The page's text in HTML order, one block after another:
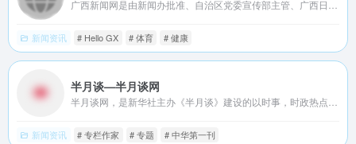
新闻资讯 # Hello GX # 体育 # 健康
半月谈—半月谈网
新闻资讯 # 专栏作家 # 专题 # 中华第一刊